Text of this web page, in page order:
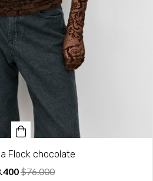
Flock chocolate
$76.000